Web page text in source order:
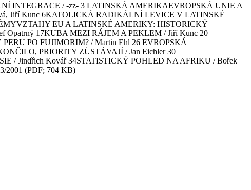
INTEGRACE / -zz- 3 LATINSKÁ AMERIKAEVROPSKÁ UNIE A
Jiří Kunc 6KATOLICKÁ RADIKÁLNÍ LEVICE V LATINSKÉ
EU A LATINSKÉ AMERIKY: HISTORICKÝ
17KUBA MEZI RÁJEM A PEKLEM / Jiří Kunc 20
PO FUJIMORIM? / Martin Ehl 26 EVROPSKÁ
PRIORITY ZŮSTÁVAJÍ / Jan Eichler 30
/ Jindřich Kovář 34STATISTICKÝ POHLED NA AFRIKU / Bořek
2001 (PDF; 704 KB)